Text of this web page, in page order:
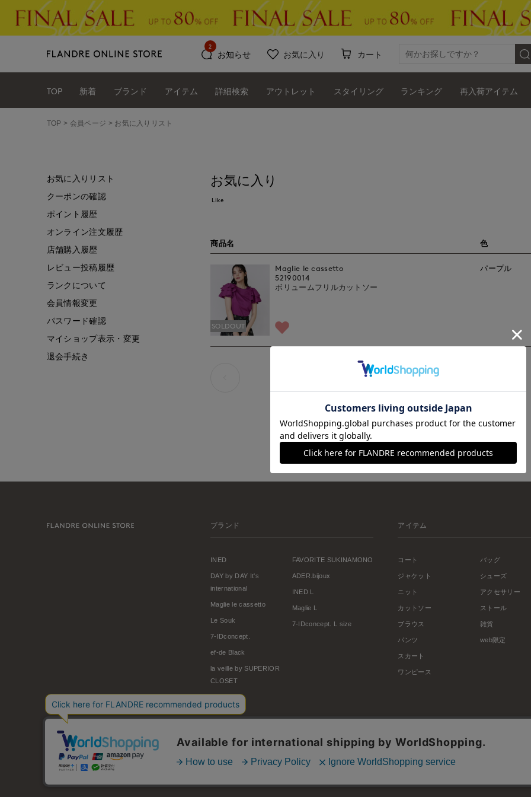
お知らせ
2
お気に入り カート
TOP 新着 ブランド アイテム 詳細検索 アウトレット スタイリング ランキング 再入荷アイテム
TOP 会員ページ お気に入りリスト
お気に入り
Like
商品名 色
SOLDOUT
Maglie le cassetto
52190014
ボリュームフリルカットソー
パープル
お気に入りリスト
クーポンの確認
ポイント履歴
オンライン注文履歴
店舗購入履歴
レビュー投稿履歴
ランクについて
会員情報変更
パスワード確認
マイショップ表示・変更
退会手続き
ブランド
INED
DAY by DAY It's
international
Maglie le cassetto
Le Souk
7-IDconcept.
ef-de Black
la veille by SUPERIOR
CLOSET
FAVORITE SUKINAMONO
ADER.bijoux
INED L
Maglie L
7-IDconcept. L size
アイテム
コート
ジャケット
ニット
カットソー
ブラウス
パンツ
スカート
ワンピース
バッグ
シューズ
アクセサリー
ストール
雑貨
web限定
© FLANDRE CO., LTD.